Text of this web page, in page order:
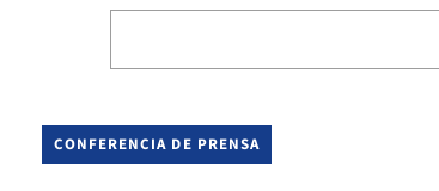
CONFERENCIA DE PRENSA